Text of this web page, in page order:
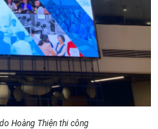
Hoàng Thiện thi công